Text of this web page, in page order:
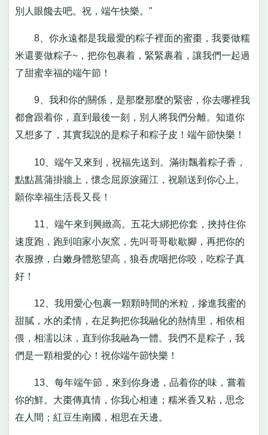
別人眼饞去吧。祝，端午快樂。"
8、你永遠都是我最愛的粽子裡面的蜜棗，我要做糯
米還要做粽子~，把你包裹着，緊緊裹着，讓我們一起過
了甜蜜幸福的端午節！
9、我和你的關係，是那麼那麼的緊密，你去哪裡我
都會跟着你，直到最後一刻，別人將我們分離。知道你
又想多了，其實我說的是粽子和粽子皮！端午節快樂！
10、端午又來到，祝福先送到。滿街飄着粽子香，
點點菖蒲掛牆上，懷念屈原淚羅江，祝願送到你心上。
願你幸福生活長又長！
11、端午來到興緻高。五花大綁把你套，挾持住你
速度跑，跑到咱家小灰窯，先叫哥哥歇歇腳，再把你的
衣服撩，白嫩身體慾望高，狼吞虎咽把你咬，吃粽子真
好！
12、我用愛心包裹一顆顆時間的米粒，摻進我蜜的
甜膩，水的柔情，在足夠把你我融化的熱情里，相依相
偎，相濡以沫，直到你我融為一體。我們不是粽子，我
們是一顆相愛的心！祝你端午節快樂！
13、每年端午節，來到你身邊，品着你的味，嘗着
你的鮮。大棗傳真情，你我心相連；糯米香又粘，思念
在人間；紅豆生南國，相思在天邊。